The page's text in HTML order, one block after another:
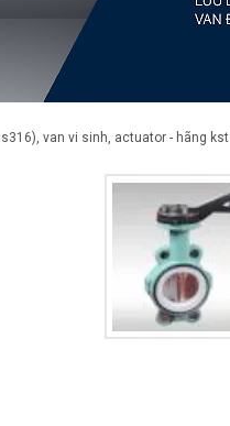
van vi sinh, actuator - hãng kst